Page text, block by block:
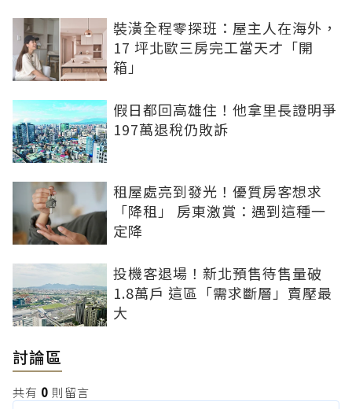
裝潢全程零探班：屋主人在海外，
17 坪北歐三房完工當天才「開
箱」
假日都回高雄住！他拿里長證明爭
197萬退稅仍敗訴
租屋處亮到發光！優質房客想求
「降租」 房東激賞：遇到這種一
定降
投機客退場！新北預售待售量破
1.8萬戶 這區「需求斷層」賣壓最
大
討論區
共有 0 則留言